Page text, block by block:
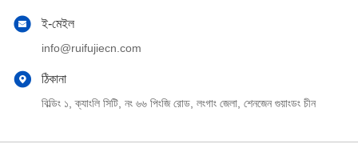
ই-মেইল
info@ruifujiecn.com
ঠিকানা
বিল্ডিং ১, ক্যাংলি সিটি, নং ৬৬ পিংজি রোড, লংগাং জেলা, শেনজেন গুয়াংডং চীন